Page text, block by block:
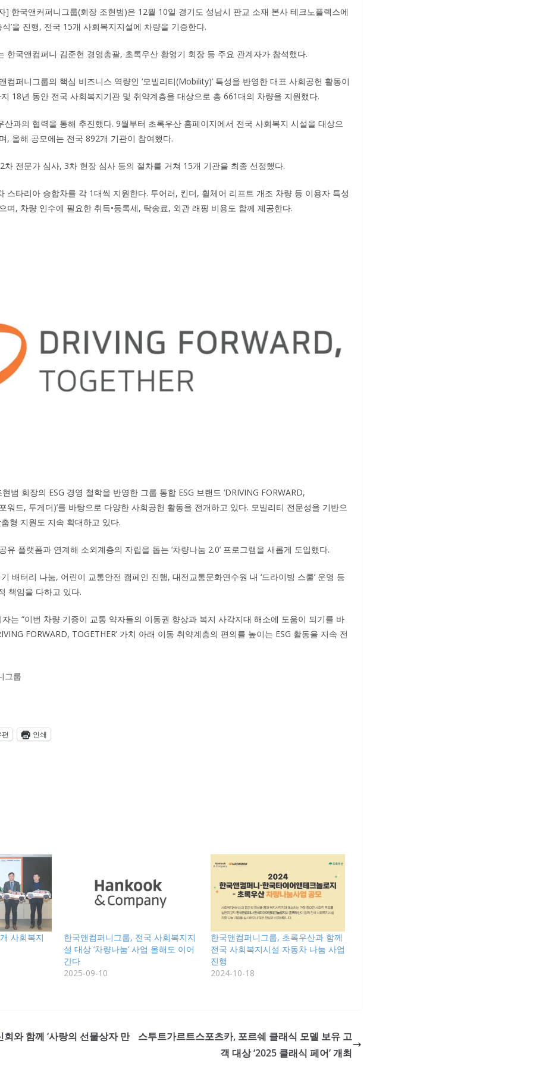
] 한국앤커퍼니그룹(회장 조현범)은 12월 10일 경기도 성남시 판교 소재 본사 테크노플렉스에
’을 진행, 전국 15개 사회복지지설에 차량을 기증한다.
한국앤컴퍼니 김준현 경영총괄, 초록우산 황영기 회장 등 주요 관계자가 참석했다.
컴퍼니그룹의 핵심 비즈니스 역량인 ‘모빌리티(Mobility)’ 특성을 반영한 대표 사회공헌 활동이
18년 동안 전국 사회복지기관 및 취약계층을 대상으로 총 661대의 차량을 지원했다.
산과의 협력을 통해 추진했다. 9월부터 초록우산 홈페이지에서 전국 사회복지 시설을 대상으
, 올해 공모에는 전국 892개 기관이 참여했다.
차 전문가 심사, 3차 현장 심사 등의 절차를 거쳐 15개 기관을 최종 선정했다.
스타리아 승합차를 각 1대씩 지원한다. 투어러, 킨더, 휠체어 리프트 개조 차량 등 이용자 특성
며, 차량 인수에 필요한 취득•등록세, 탁송료, 외관 래핑 비용도 함께 제공한다.
범 회장의 ESG 경영 철학을 반영한 그룹 통합 ESG 브랜드 ‘DRIVING FORWARD,
워드, 투게더)’를 바탕으로 다양한 사회공헌 활동을 전개하고 있다. 모빌리티 전문성을 기반으
형 지원도 지속 확대하고 있다.
유 플랫폼과 연계해 소외계층의 자립을 돕는 ‘차량나눔 2.0’ 프로그램을 새롭게 도입했다.
배터리 나눔, 어린이 교통안전 캠페인 진행, 대전교통문화연수원 내 ‘드라이빙 스쿨’ 운영 등
책임을 다하고 있다.
는 “이번 차량 기증이 교통 약자들의 이동권 향상과 복지 사각지대 해소에 도움이 되기를 바
FORWARD, TOGETHER’ 가치 아래 이동 취약계층의 편의를 높이는 ESG 활동을 지속 전
그룹
인쇄
사회복지
한국앤컴퍼니그룹, 전국 사회복지지
설 대상 ‘차량나눔’ 사업 올해도 이어
간다
2025-09-10
한국앤컴퍼니그룹, 초록우산과 함께
전국 사회복지시설 자동차 나눔 사업
진행
2024-10-18
와 함께 ‘사랑의 선물상자 만
스투트가르트스포츠카, 포르쉐 클래식 모델 보유 고
객 대상 ‘2025 클래식 페어’ 개최